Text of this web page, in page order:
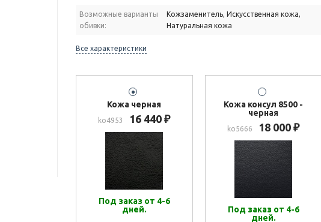
Возможные варианты
обивки:
Кожзаменитель, Искусственная кожа,
Натуральная кожа
Все характеристики
Кожа черная
ko4953 16 440 ₽
Под заказ от 4-6
дней.
Кожа консул 8500 -
черная
ko5666 18 000 ₽
Под заказ от 4-6
дней.